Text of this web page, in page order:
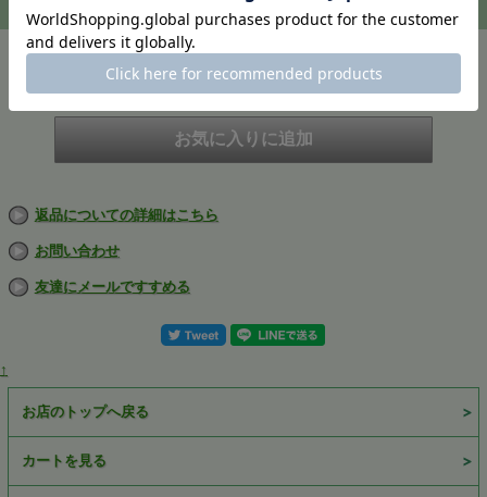
注文
在庫 在庫切れ
返品についての詳細はこちら
お問い合わせ
友達にメールですすめる
↑
お店のトップへ戻る
カートを見る